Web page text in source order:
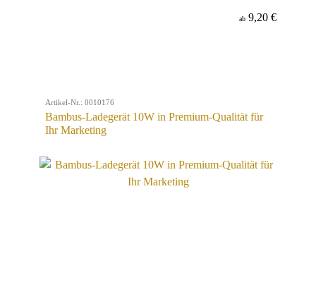
ab 9,20 €
Artikel-Nr.: 0010176
Bambus-Ladegerät 10W in Premium-Qualität für
Ihr Marketing